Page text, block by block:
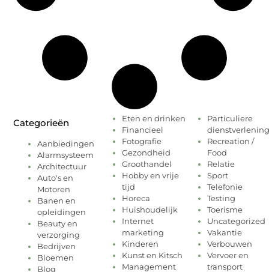
Categorieën
Aanbiedingen
Alarmsysteem
Architectuur
Auto's en
Motoren
Banen en
opleidingen
Beauty en
verzorging
Bedrijven
Bloemen
Blog
Eten en drinken
Financieel
Fotografie
Gezondheid
Groothandel
Hobby en vrije
tijd
Horeca
Huishoudelijk
Internet
marketing
Kinderen
Kunst en Kitsch
Management
Particuliere
dienstverlening
Recreation /
Food
Relatie
Sport
Telefonie
Testing
Toerisme
Uncategorized
Vakantie
Verbouwen
Vervoer en
transport